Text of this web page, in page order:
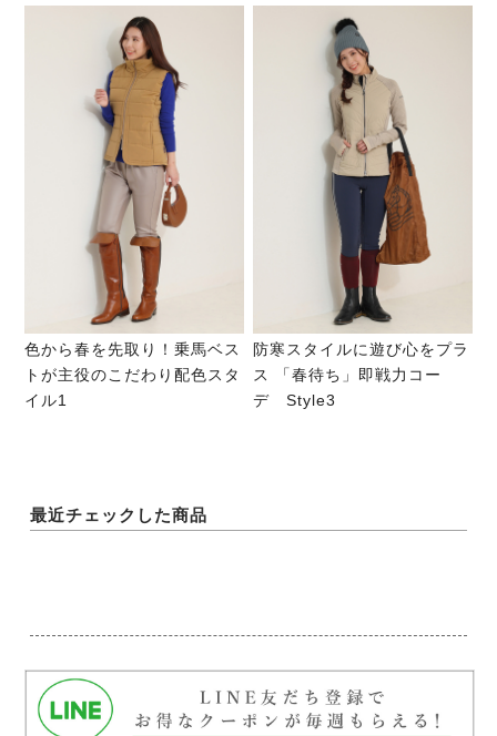
色から春を先取り！乗馬ベス
トが主役のこだわり配色スタ
イル1
防寒スタイルに遊び心をプラ
ス 「春待ち」即戦力コー
デ Style3
最近チェックした商品